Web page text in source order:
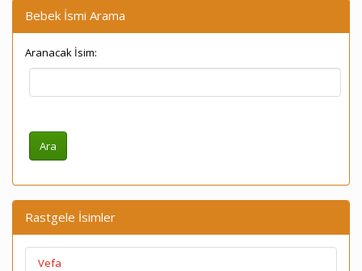
Bebek İsmi Arama
Aranacak İsim:
Rastgele İsimler
Vefa